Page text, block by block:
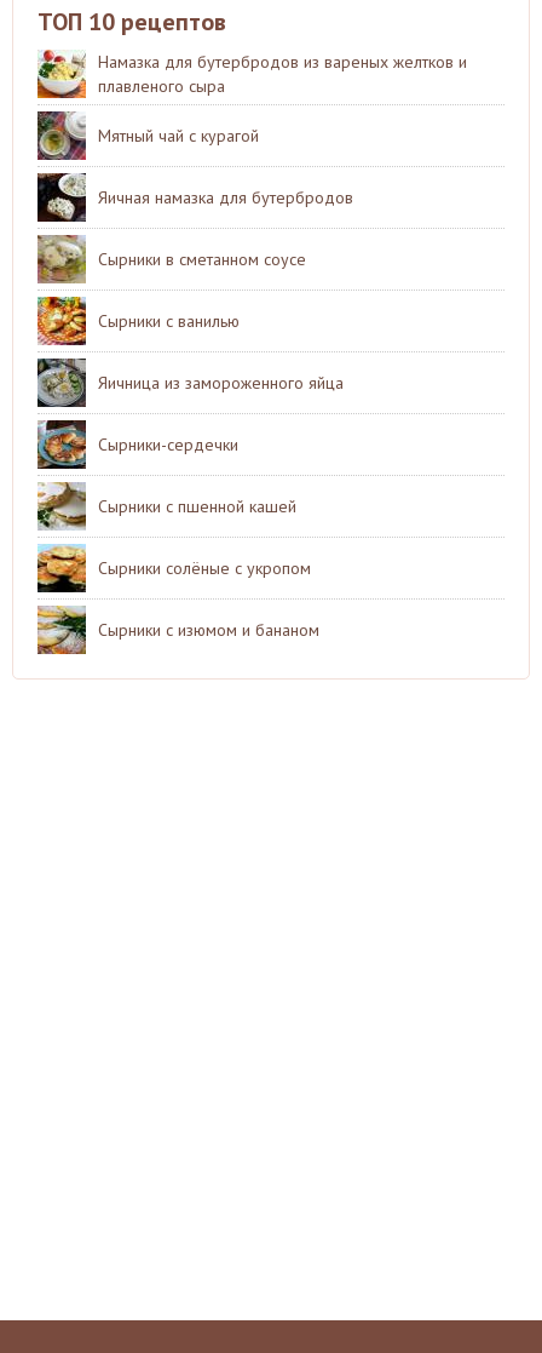
ТОП 10 рецептов
Намазка для бутербродов из вареных желтков и
плавленого сыра
Мятный чай с курагой
Яичная намазка для бутербродов
Сырники в сметанном соусе
Сырники с ванилью
Яичница из замороженного яйца
Сырники-сердечки
Сырники с пшенной кашей
Сырники солёные с укропом
Сырники с изюмом и бананом